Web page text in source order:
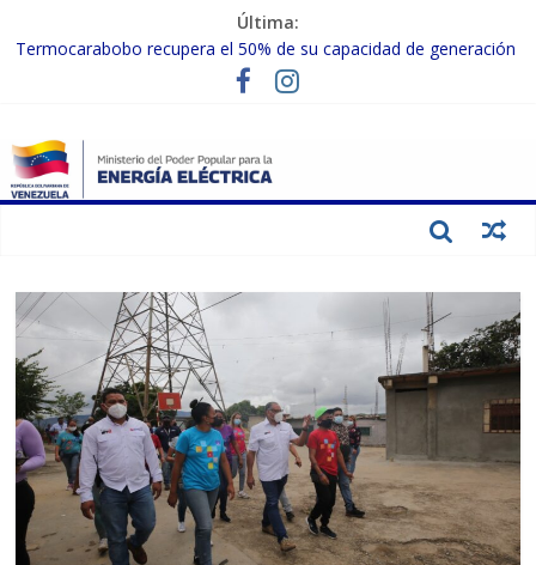
Última:
Termocarabobo recupera el 50% de su capacidad de generación
MPPEE avanza en la recuperación de infraestructuras eléctricas
Gobierno Nacional coordina acciones con el sector privado para
fortalecer el SEN ante el «Súper Niño»
Inspeccionan trabajos de rehabilitación en instalaciones del SEN